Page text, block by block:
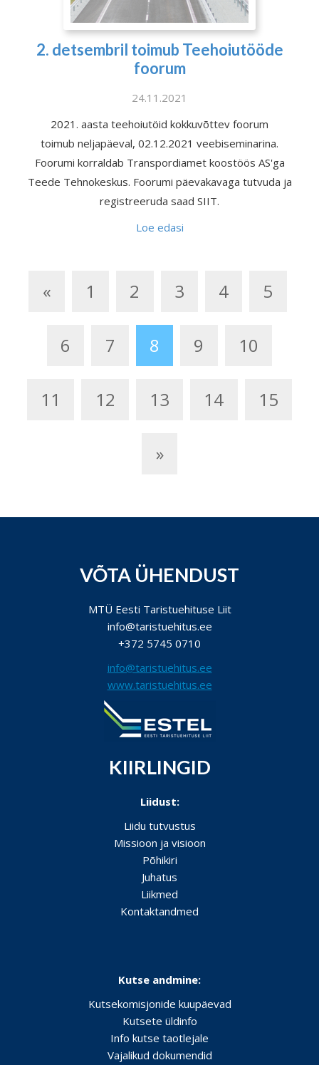
2. detsembril toimub Teehoiutööde
foorum
24.11.2021
2021. aasta teehoiutöid kokkuvõttev foorum
toimub neljapäeval, 02.12.2021 veebiseminarina.
Foorumi korraldab Transpordiamet koostöös AS'ga
Teede Tehnokeskus. Foorumi päevakavaga tutvuda ja
registreeruda saad SIIT.
Loe edasi
« 1 2 3 4 5
6 7 8 9 10
11 12 13 14 15
»
VÕTA ÜHENDUST
MTÜ Eesti Taristuehituse Liit
info@taristuehitus.ee
+372 5745 0710
info@taristuehitus.ee
www.taristuehitus.ee
KIIRLINGID
Liidust:
Liidu tutvustus
Missioon ja visioon
Põhikiri
Juhatus
Liikmed
Kontaktandmed
Kutse andmine:
Kutsekomisjonide kuupäevad
Kutsete üldinfo
Info kutse taotlejale
Vajalikud dokumendid